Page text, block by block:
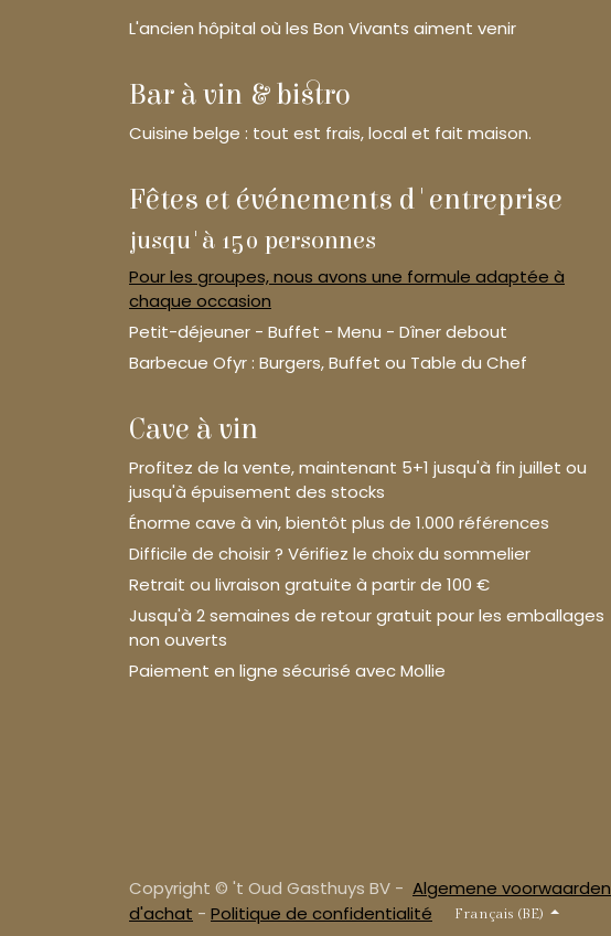
L'ancien hôpital où les Bon Vivants aiment venir
Bar à vin & bistro
Cuisine belge : tout est frais, local et fait maison.
Fêtes et événements d'entreprise
jusqu'à 150 personnes
Pour les groupes, nous avons une formule adaptée à
chaque occasion
Petit-déjeuner - Buffet - Menu - Dîner debout
Barbecue Ofyr : Burgers, Buffet ou Table du Chef
Cave à vin
Profitez de la vente, maintenant 5+1 jusqu'à fin juillet ou
jusqu'à épuisement des stocks
Énorme cave à vin, bientôt plus de 1.000 références
Difficile de choisir ? Vérifiez le choix du sommelier
Retrait ou livraison gratuite à partir de 100 €
Jusqu'à 2 semaines de retour gratuit pour les emballages
non ouverts
Paiement en ligne sécurisé avec Mollie
Copyright © 't Oud Gasthuys BV - Algemene voorwaarden
d'achat - Politique de confidentialité Français (BE)